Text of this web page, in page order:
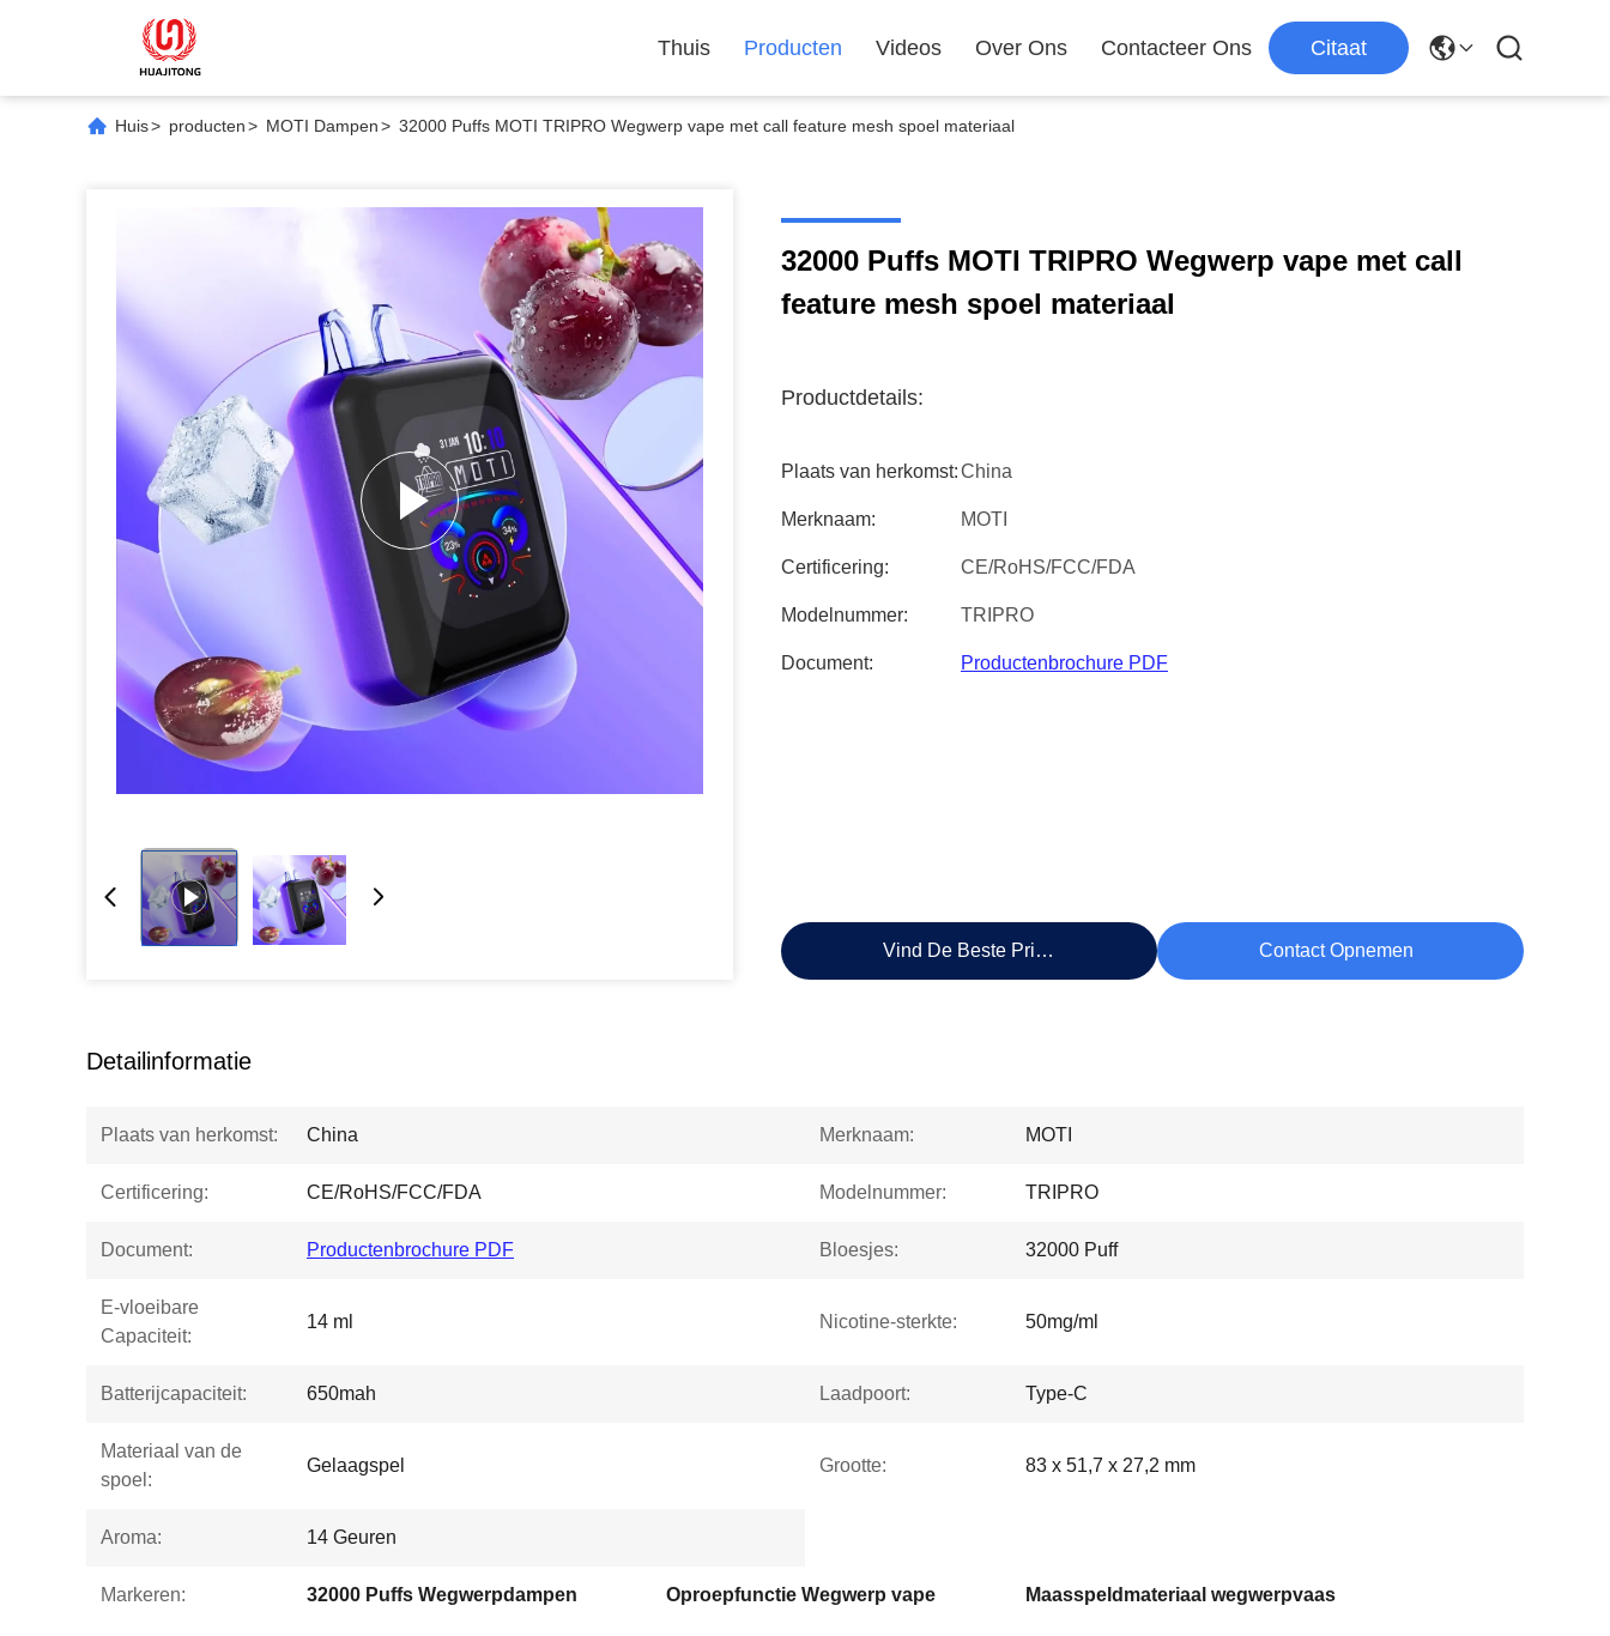
Thuis Producten Videos Over Ons Contacteer Ons Citaat
Huis> producten> MOTI Dampen> 32000 Puffs MOTI TRIPRO Wegwerp vape met call feature mesh spoel materiaal
32000 Puffs MOTI TRIPRO Wegwerp vape met call
feature mesh spoel materiaal
Productdetails:
Plaats van herkomst:China
Merknaam: MOTI
Certificering: CE/RoHS/FCC/FDA
Modelnummer: TRIPRO
Document: Productenbrochure PDF
Vind De Beste Prijs Contact Opnemen
Detailinformatie
Plaats van herkomst: China Merknaam: MOTI
Certificering: CE/RoHS/FCC/FDA Modelnummer: TRIPRO
Document: Productenbrochure PDF Bloesjes: 32000 Puff
E-vloeibare
Capaciteit:
14 ml Nicotine-sterkte: 50mg/ml
Batterijcapaciteit: 650mah Laadpoort: Type-C
Materiaal van de
spoel:
Gelaagspel Grootte: 83 x 51,7 x 27,2 mm
Aroma: 14 Geuren
Markeren: 32000 Puffs Wegwerpdampen Oproepfunctie Wegwerp vape Maasspeldmateriaal wegwerpvaas